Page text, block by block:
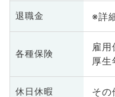
退職金 ※詳
各種保険
雇用
厚生
休日休暇 その